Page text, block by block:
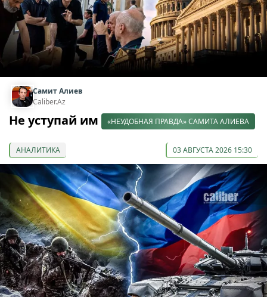
Самит Алиев
Caliber.Az
Не уступай им «НЕУДОБНАЯ ПРАВДА» САМИТА АЛИЕВА
АНАЛИТИКА 03 АВГУСТА 2026 15:30